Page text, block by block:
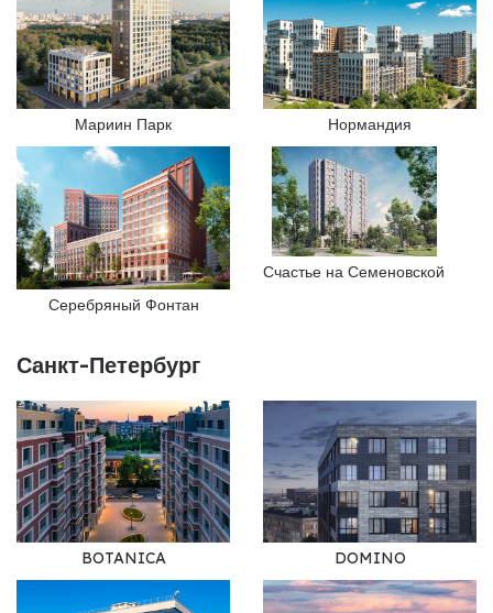
Мариин Парк Нормандия
Серебряный Фонтан
Счастье на Семеновской
Санкт-Петербург
BOTANICA DOMINO